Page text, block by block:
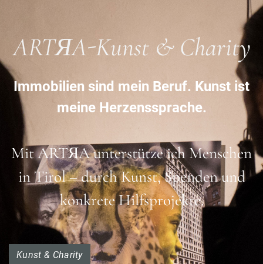
ARTЯA-Kunst & Charity
Immobilien sind mein Beruf. Kunst ist
meine Herzenssprache.
Mit ARTЯA unterstütze ich Menschen
in Tirol – durch Kunst, Spenden und
konkrete Hilfsprojekte.
Kunst & Charity